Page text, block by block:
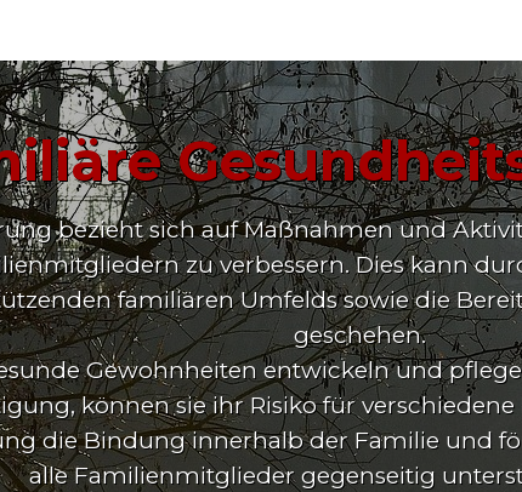
bezieht sich auf Maßnahmen und
zu verbessern. Dies kann
familiären Umfelds sowie die
geschehen.
Gewohnheiten entwickeln und
können sie ihr Risiko für
die Bindung innerhalb der Familie und
alle Familienmitglieder gegenseitig